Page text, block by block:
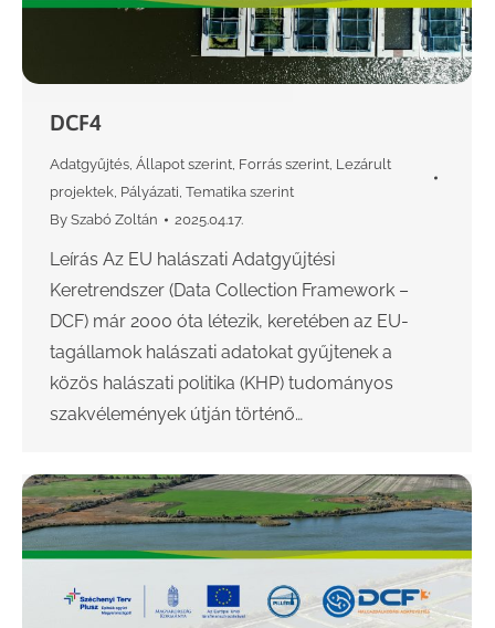
DCF4
Adatgyűjtés, Állapot szerint, Forrás szerint, Lezárult
projektek, Pályázati, Tematika szerint
By Szabó Zoltán 2025.04.17.
Leírás Az EU halászati Adatgyűjtési
Keretrendszer (Data Collection Framework –
DCF) már 2000 óta létezik, keretében az EU-
tagállamok halászati adatokat gyűjtenek a
közös halászati politika (KHP) tudományos
szakvélemények útján történő…